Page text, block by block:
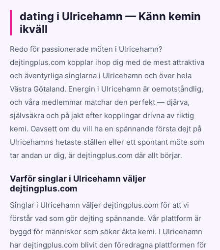
dating i Ulricehamn — Känn kemin
ikväll
Redo för passionerade möten i Ulricehamn?
dejtingplus.com kopplar ihop dig med de mest attraktiva
och äventyrliga singlarna i Ulricehamn och över hela
Västra Götaland. Energin i Ulricehamn är oemotståndlig,
och våra medlemmar matchar den perfekt — djärva,
självsäkra och på jakt efter kopplingar drivna av riktig
kemi. Oavsett om du vill ha en spännande första dejt på
Ulricehamns hetaste ställen eller ett spontant möte som
tar andan ur dig, är dejtingplus.com där allt börjar.
Varför singlar i Ulricehamn väljer
dejtingplus.com
Singlar i Ulricehamn väljer dejtingplus.com för att vi
förstår vad som gör dejting spännande. Vår plattform är
byggd för människor som söker äkta kemi. I Ulricehamn
har dejtingplus.com blivit den föredragna plattformen för